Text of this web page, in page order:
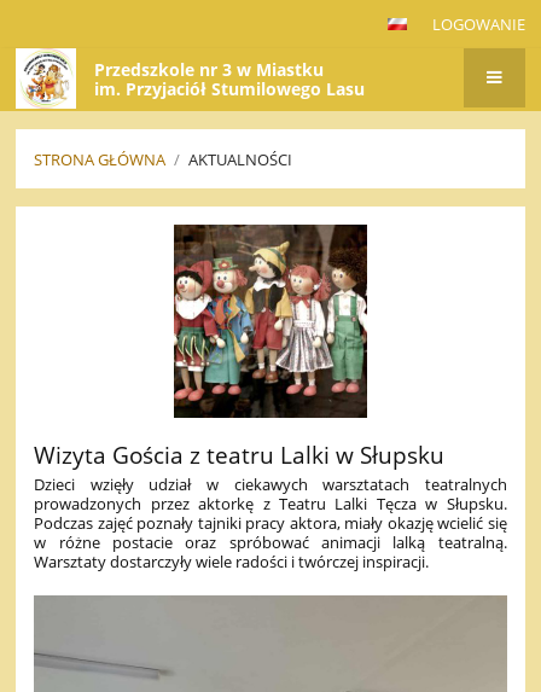
LOGOWANIE
Przedszkole nr 3 w Miastku
im. Przyjaciół Stumilowego Lasu
STRONA GŁÓWNA / AKTUALNOŚCI
AKTUALNOŚCI
Wizyta Gościa z teatru Lalki w Słupsku
Dzieci wzięły udział w ciekawych warsztatach teatralnych
prowadzonych przez aktorkę z Teatru Lalki Tęcza w Słupsku.
Podczas zajęć poznały tajniki pracy aktora, miały okazję wcielić się
w różne postacie oraz spróbować animacji lalką teatralną.
Warsztaty dostarczyły wiele radości i twórczej inspiracji.